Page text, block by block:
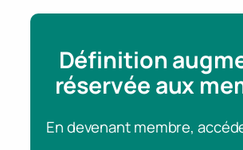
Définition
réservée aux
En devenant membre,